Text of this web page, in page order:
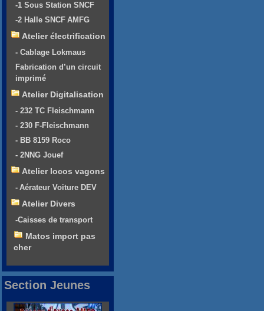
-1 Sous Station SNCF
-2 Halle SNCF AMFG
Atelier électrification
- Cablage Lokmaus
Fabrication d’un circuit
imprimé
Atelier Digitalisation
- 232 TC Fleischmann
- 230 F-Fleischmann
- BB 8159 Roco
- 2NNG Jouef
Atelier locos vagons
- Aérateur Voiture DEV
Atelier Divers
-Caisses de transport
Matos import pas
cher
Section Jeunes